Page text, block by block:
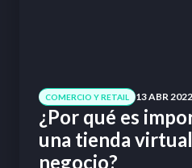
COMERCIO Y RETAIL 13 ABR 2022
¿Por qué es
una tienda
negocio?